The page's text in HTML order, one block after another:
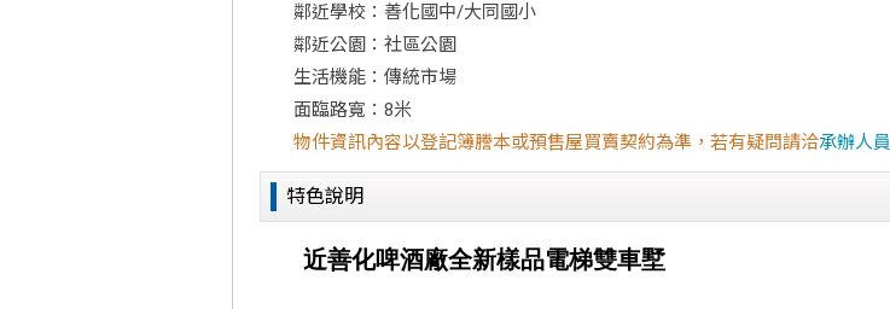
鄰近學校：善化國中/大同國小
鄰近公園：社區公園
生活機能：傳統市場
面臨路寬：8米
物件資訊內容以登記簿謄本或預售屋買賣契約為準，若有疑問請洽承辦人員
特色說明